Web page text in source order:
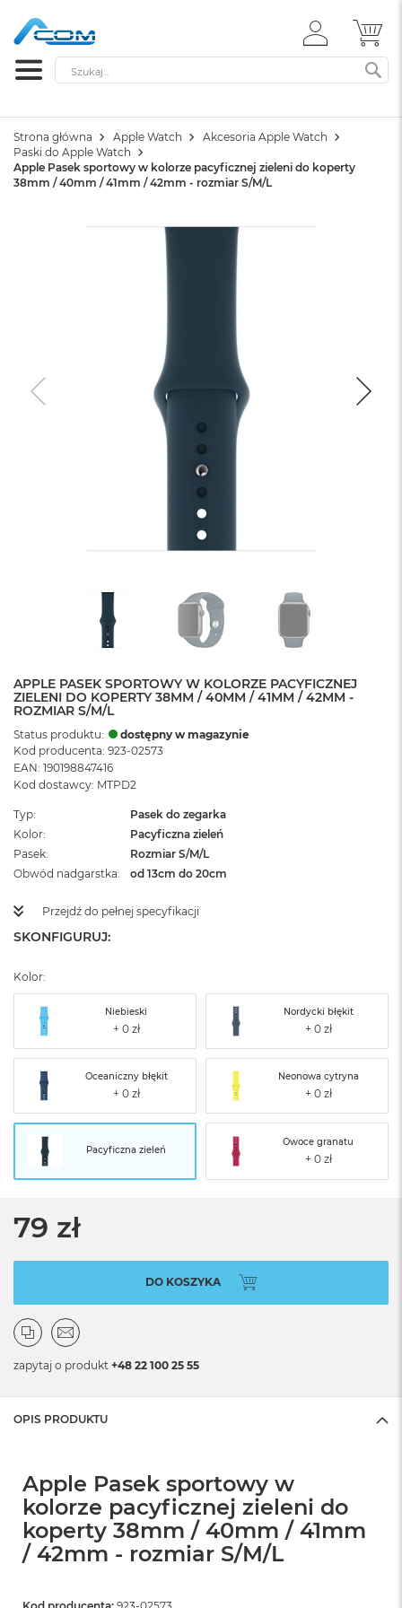
ZALOGUJ
SIĘ
Szukaj
Strona główna Apple Watch
Akcesoria Apple Watch
Paski do Apple Watch
Apple Pasek sportowy w kolorze pacyficznej zieleni do koperty
38mm / 40mm / 41mm / 42mm - rozmiar S/M/L
APPLE PASEK SPORTOWY W KOLORZE PACYFICZNEJ
ZIELENI DO KOPERTY 38MM / 40MM / 41MM / 42MM -
ROZMIAR S/M/L
Status produktu:
dostępny w magazynie
Kod producenta: 923-02573
EAN: 190198847416
Kod dostawcy: MTPD2
Typ
Pasek do zegarka
Kolor
Pacyficzna zieleń
Pasek
Rozmiar S/M/L
Obwód nadgarstka
od 13cm do 20cm
Przejdź do pełnej specyfikacji
SKONFIGURUJ:
Kolor:
Niebieski Nordycki błękit
Oceaniczny błękit Neonowa cytryna
Pacyficzna zieleń
Owoce granatu
79 zł
DO KOSZYKA
zapytaj o produkt +48 22 100 25 55
OPIS PRODUKTU
Apple Pasek sportowy w
kolorze pacyficznej zieleni do
koperty 38mm / 40mm / 41mm
/ 42mm - rozmiar S/M/L